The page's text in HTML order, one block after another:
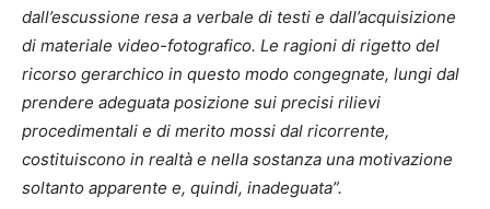
dall’escussione resa a verbale di testi e dall’acquisizione
di materiale video-fotografico. Le ragioni di rigetto del
ricorso gerarchico in questo modo congegnate, lungi dal
prendere adeguata posizione sui precisi rilievi
procedimentali e di merito mossi dal ricorrente,
costituiscono in realtà e nella sostanza una motivazione
soltanto apparente e, quindi, inadeguata”.